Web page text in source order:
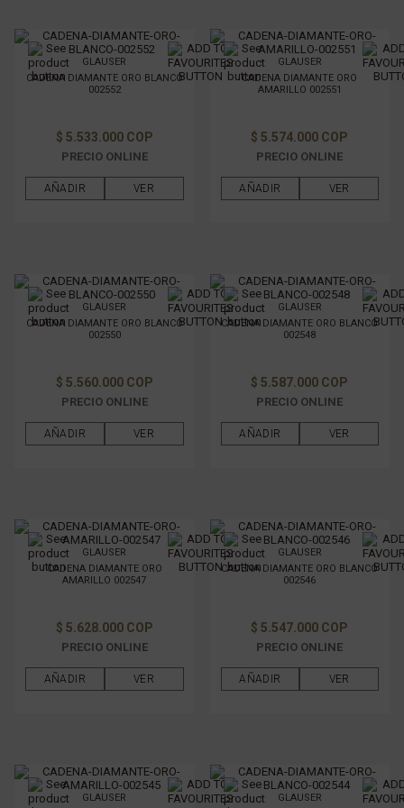
GLAUSER
CADENA DIAMANTE ORO BLANCO
002552
$ 5.533.000 COP
PRECIO ONLINE
AÑADIR VER
GLAUSER
CADENA DIAMANTE ORO
AMARILLO 002551
$ 5.574.000 COP
PRECIO ONLINE
AÑADIR VER
GLAUSER
CADENA DIAMANTE ORO BLANCO
002550
$ 5.560.000 COP
PRECIO ONLINE
AÑADIR VER
GLAUSER
CADENA DIAMANTE ORO BLANCO
002548
$ 5.587.000 COP
PRECIO ONLINE
AÑADIR VER
GLAUSER
CADENA DIAMANTE ORO
AMARILLO 002547
$ 5.628.000 COP
PRECIO ONLINE
AÑADIR VER
GLAUSER
CADENA DIAMANTE ORO BLANCO
002546
$ 5.547.000 COP
PRECIO ONLINE
AÑADIR VER
GLAUSER
GLAUSER